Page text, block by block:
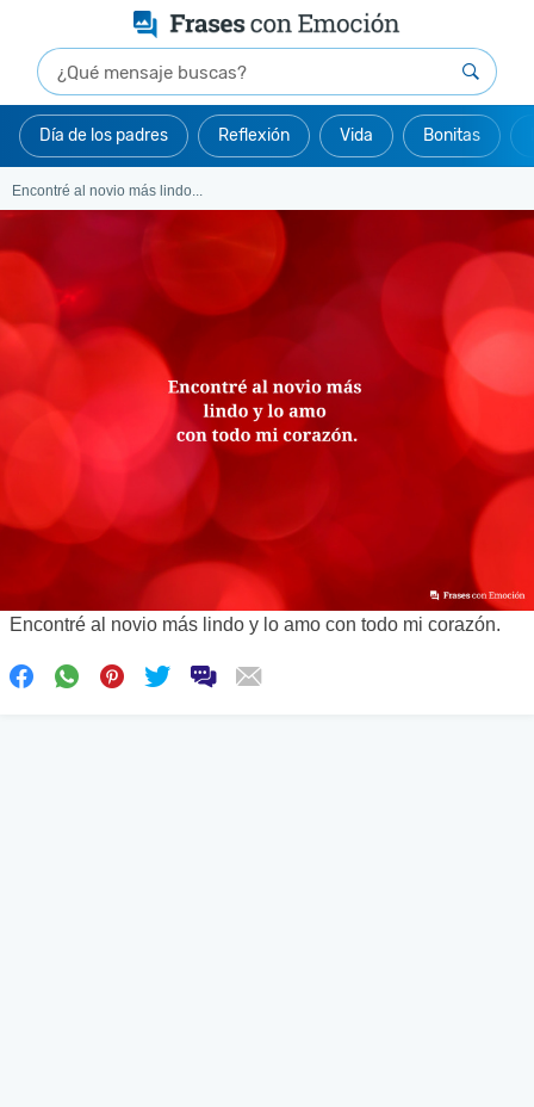
Día de los padres Reflexión Vida Bonitas
Encontré al novio más lindo...
Encontré al novio más lindo y lo amo con todo mi corazón.